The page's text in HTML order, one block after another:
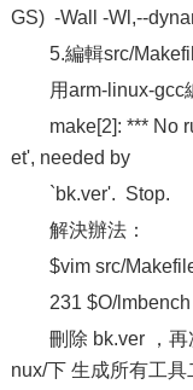
GS) -Wall -Wl,--
5.編輯src/
用arm-linux-gcc
make[2]: *** No
et', needed by
`bk.ver'. Stop.
解決辦法：
$vim src/
231 $O/
刪除 bk.ver ，
nux/下 生成所有工